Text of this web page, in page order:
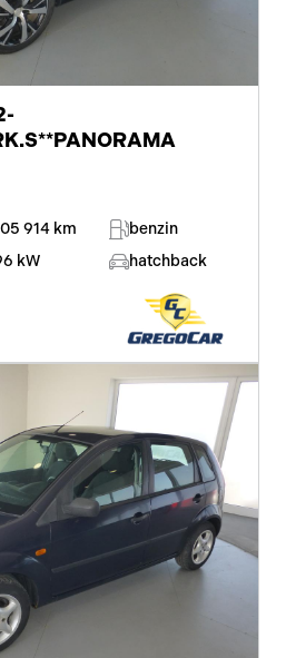
914 km
benzin
kW hatchback